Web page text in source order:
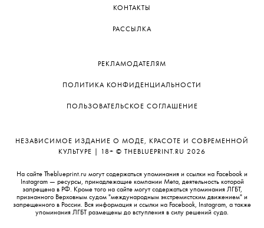
КОНТАКТЫ
РАССЫЛКА
РЕКЛАМОДАТЕЛЯМ
ПОЛИТИКА КОНФИДЕНЦИАЛЬНОСТИ
ПОЛЬЗОВАТЕЛЬСКОЕ СОГЛАШЕНИЕ
НЕЗАВИСИМОЕ ИЗДАНИЕ О МОДЕ, КРАСОТЕ И СОВРЕМЕННОЙ
КУЛЬТУРЕ | 18+ © THEBLUEPRINT.RU 2026
На сайте Theblueprint.ru могут содержаться упоминания и ссылки на Facebook и
Instagram — ресурсы, принадлежащие компании Meta, деятельность которой
запрещена в РФ. Кроме того на сайте могут содержаться упоминания ЛГБТ,
признанного Верховным судом "международным экстремистским движением" и
запрещенного в России. Вся информация и ссылки на Facebook, Instagram, а также
упоминания ЛГБТ размещены до вступления в силу решений суда.